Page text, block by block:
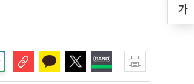
가